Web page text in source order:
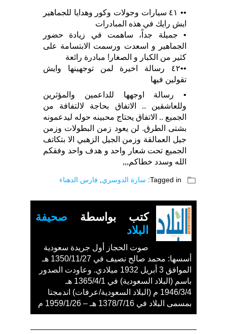
•• ٤١ سيارات وجولات وكور وهدايا للجماهير
ايش رايك في هذه المبادرات
• جميلة جداً، ساهمت في زيادة حضور
الجماهير و اسعدت ورسمت الابتسامة على
كثير من الكبار و الصغار! مبادرة رائعة
••٤٢ رسالة اخيرة لمن توجهينها وايش
تقولين فيها
• رسالة اوجهها للداعمين والمؤثرين
وللعاشقين .. الاتفاق بحاجة لالتفافة من
الجميع .. الاتفاق يحتاج محبينه حوله ليدعمونه
بشتى الطرق. لن يعود زمن البطولات وزمن
جيل العمالقة وزمن الجيل الزهبي الا بتكاتف
الجميع تحت شعار واحد و هدف واحد وفقكم
الله وسدد خطاكم,,,
folder_open
Tagged in: سارة الدوسري فارس الدهناء
كتب بواسطة صحيفة
البلاد
صوت الحجاز أول جريدة سعودية
أسسها: محمد صالح نصيف في 1350/11/27 هـ
الموافق 3 أبريل 1932 ميلادي. وعاودت الصدور
باسم (البلاد السعودية) في 1365/4/1 هـ
1946/3/4 م (البلاد السعودية/عرفات) اندمجتا
بمسمى البلاد في 1378/7/16 هـ – 1959/1/26 م